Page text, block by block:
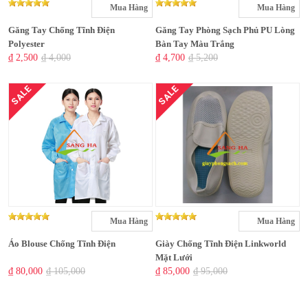
Mua Hàng
Găng Tay Chống Tĩnh Điện
Polyester
₫ 2,500 ₫ 4,000
Mua Hàng
Găng Tay Phòng Sạch Phủ PU Lòng
Bàn Tay Màu Trắng
₫ 4,700 ₫ 5,200
SALE
Mua Hàng
Áo Blouse Chống Tĩnh Điện
₫ 80,000 ₫ 105,000
SALE
Mua Hàng
Giày Chống Tĩnh Điện Linkworld
Mặt Lưới
₫ 85,000 ₫ 95,000